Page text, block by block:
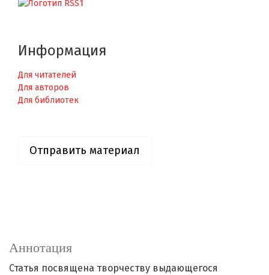
Информация
Для читателей
Для авторов
Для библиотек
Отправить материал
Аннотация
Статья посвящена творчеству выдающегося